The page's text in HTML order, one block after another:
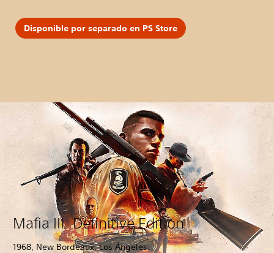
Disponible por separado en PS Store
Mafia III: Definitive Edition
1968, New Bordeaux, Los Ángeles.